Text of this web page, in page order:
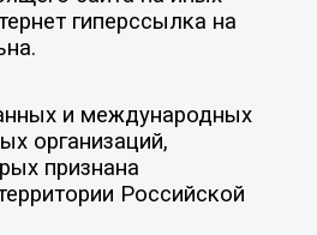
гиперссылка на
и международных
организаций,
признана
Российской